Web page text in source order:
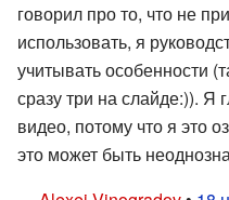
говорил про то, что не
использовать, я
учитывать особенности
сразу три на слайде:)). Я
видео, потому что я это
это может быть